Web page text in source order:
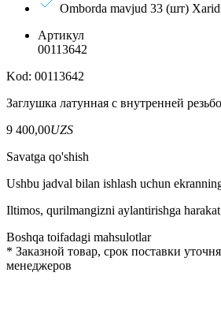
Omborda mavjud 33 (шт)
Артикул
00113642
Kod: 00113642
Заглушка латунная с внутренней
9 400,00UZS
Savatga qo'shish
Ushbu jadval bilan ishlash uchun
Iltimos, qurilmangizni aylantirishga
Boshqa toifadagi mahsulotlar
* Заказной товар, срок поставки
менеджеров